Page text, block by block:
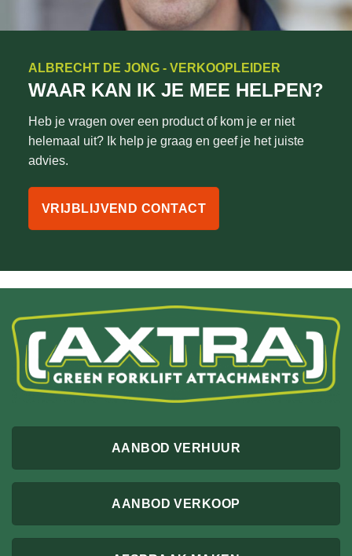
ALBRECHT DE JONG - VERKOOPLEIDER
WAAR KAN IK JE MEE HELPEN?
Heb je vragen over een product of kom je er niet
helemaal uit? Ik help je graag en geef je het juiste
advies.
VRIJBLIJVEND CONTACT
AANBOD VERHUUR
AANBOD VERKOOP